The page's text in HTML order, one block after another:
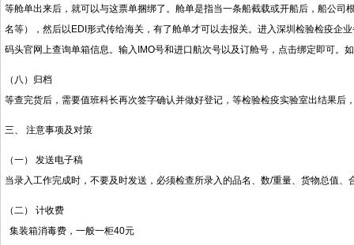
等舱单出来后，就可以与这票单捆绑了。舱单是指当一条船截载或开船后，船公
名等），然后以EDI形式传给海关，有了舱单才可以去报关。进入深圳检验检疫企
码头官网上查询单箱信息。输入IMO号和进口航次号以及订舱号，点击绑定即可。
（八）归档
等查完货后，需要值班科长再次签字确认并做好登记，等检验检疫实验室出结果后
三、 注意事项及对策
（一） 发送电子稿
当录入工作完成时，不要及时发送，必须检查所录入的品名、数/重量、货物总值
（二） 计收费
集装箱消毒费，一般一柜40元